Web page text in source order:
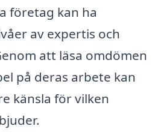
företag kan ha
av expertis och
att läsa omdömen
på deras arbete kan
känsla för vilken